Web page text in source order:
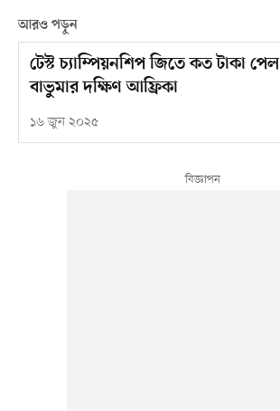
আরও পড়ুন
টেস্ট চ্যাম্পিয়নশিপ জিতে কত টাকা পেল
বাভুমার দক্ষিণ আফ্রিকা
১৬ জুন ২০২৫